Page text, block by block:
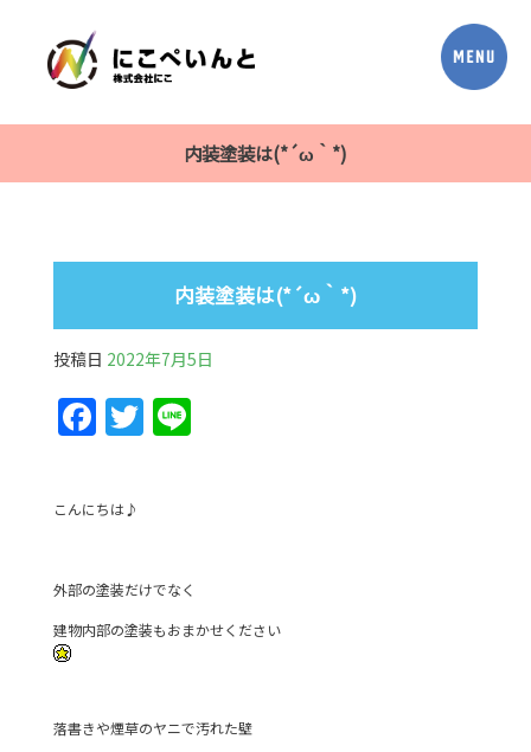
内装塗装は(*´ω｀*)
内装塗装は(*´ω｀*)
投稿日 2022年7月5日
F
a
c
e
b
o
o
T
w
Li
こんにちは♪
外部の塗装だけでなく
建物内部の塗装もおまかせください
落書きや煙草のヤニで汚れた壁